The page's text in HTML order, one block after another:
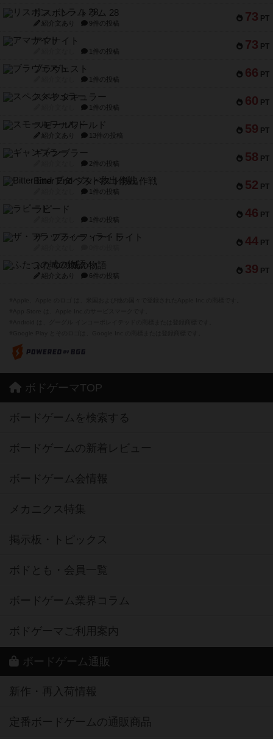
73 PT
リスボン・トラム 28
紹介文あり 9件の投稿
73 PT
アマナイト
1件の投稿
66 PT
ブラヴェスト
1件の投稿
60 PT
スペクタキュラー
1件の投稿
59 PT
スモールワールド
紹介文あり 13件の投稿
58 PT
ギャンブラー
2件の投稿
52 PT
Bitter End ブタペスト救出作戦
1件の投稿
46 PT
ラピード
1件の投稿
44 PT
ザ・フラッフィー・ライト
39 PT
ふたつの城の物語
紹介文あり 6件の投稿
ボドゲーマTOP
ボードゲームを検索する
ボードゲームの新着レビュー
ボードゲーム会情報
メカニクス特集
掲示板・トピックス
ボドとも・会員一覧
ボードゲーム業界コラム
ボドゲーマご利用案内
ボードゲーム通販
新作・再入荷情報
定番ボードゲームの通販商品